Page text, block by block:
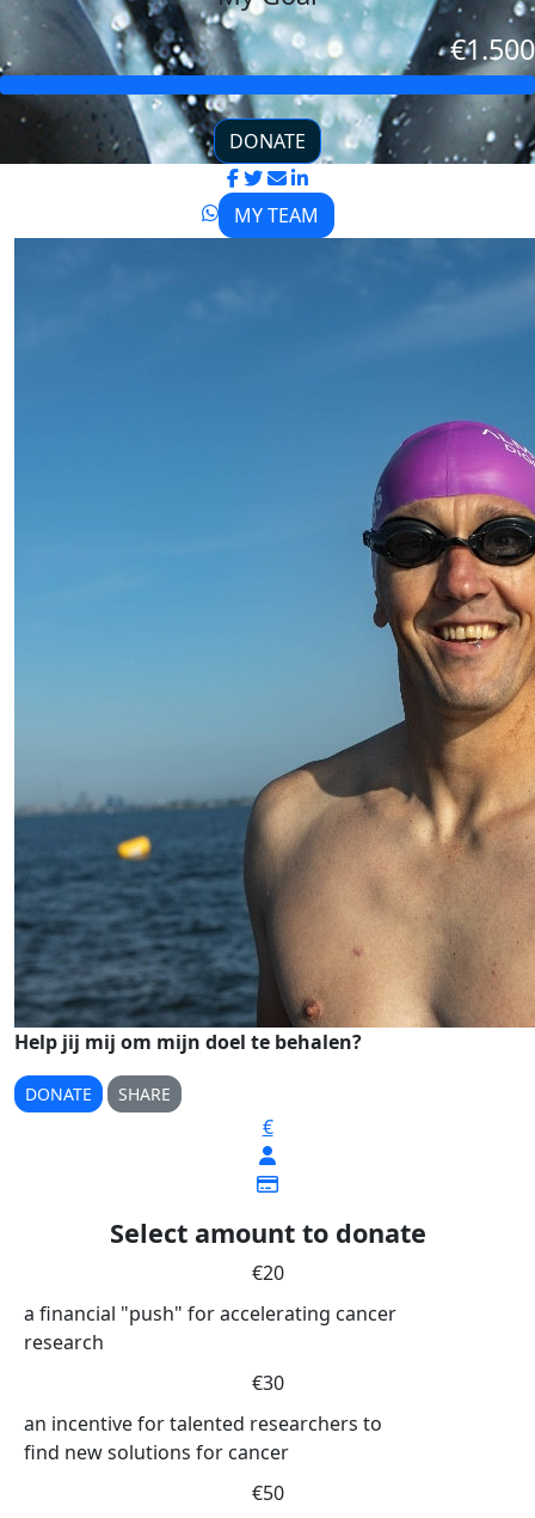
€1.500
DONATE
MY TEAM
Help jij mij om mijn doel te behalen?
DONATE SHARE
€
Select amount to donate
€20
a financial "push" for accelerating cancer
research
€30
an incentive for talented researchers to
find new solutions for cancer
€50